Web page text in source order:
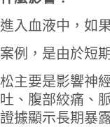
入血液中，如
例，是由於短
主要是影響神
、腹部絞痛、
據顯示長期暴